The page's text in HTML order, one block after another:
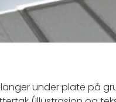
under plate på